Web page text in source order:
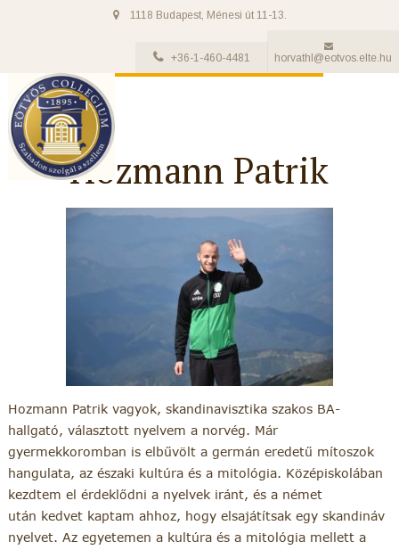
1118 Budapest, Ménesi út 11-13.
+36-1-460-4481 horvathl@eotvos.elte.hu
Hozmann Patrik
Hozmann Patrik vagyok, skandinavisztika szakos BA-
hallgató, választott nyelvem a norvég. Már
gyermekkoromban is elbűvölt a germán eredetű mítoszok
hangulata, az északi kultúra és a mitológia. Középiskolában
kezdtem el érdeklődni a nyelvek iránt, és a német
után kedvet kaptam ahhoz, hogy elsajátítsak egy skandináv
nyelvet. Az egyetemen a kultúra és a mitológia mellett a